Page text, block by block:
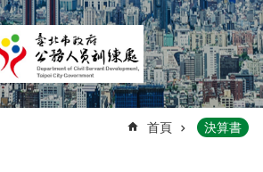
首頁 決算書